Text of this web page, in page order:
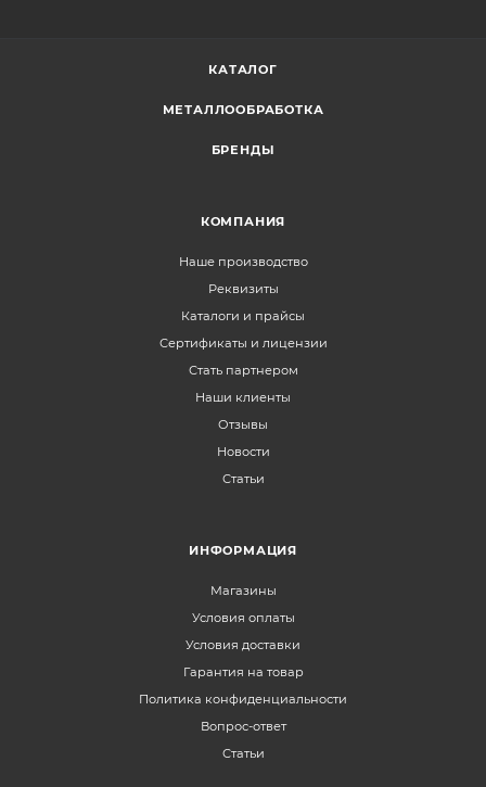
КАТАЛОГ
МЕТАЛЛООБРАБОТКА
БРЕНДЫ
КОМПАНИЯ
Наше производство
Реквизиты
Каталоги и прайсы
Сертификаты и лицензии
Стать партнером
Наши клиенты
Отзывы
Новости
Статьи
ИНФОРМАЦИЯ
Магазины
Условия оплаты
Условия доставки
Гарантия на товар
Политика конфиденциальности
Вопрос-ответ
Статьи